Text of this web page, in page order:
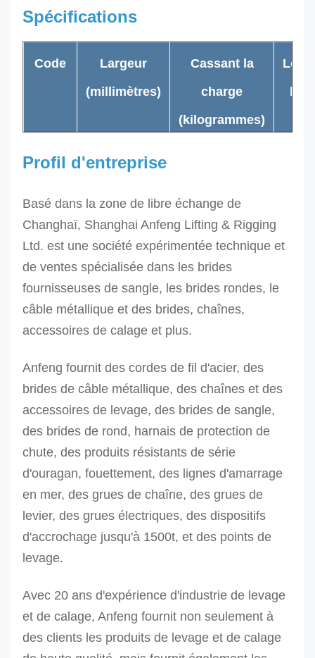
Spécifications
Code
Largeur
(millimètres)
Cassant la
charge
(kilogrammes)
3T
50 3000
4T
50 4000
RA50-
50 5000
Profil d'entreprise
Basé dans la zone de libre échange de
Changhaï, Shanghai Anfeng Lifting & Rigging
Ltd. est une société expérimentée technique et
de ventes spécialisée dans les brides
fournisseuses de sangle, les brides rondes, le
câble métallique et des brides, chaînes,
accessoires de calage et plus.
Anfeng fournit des cordes de fil d'acier, des
brides de câble métallique, des chaînes et des
accessoires de levage, des brides de sangle,
des brides de rond, harnais de protection de
chute, des produits résistants de série
d'ouragan, fouettement, des lignes d'amarrage
en mer, des grues de chaîne, des grues de
levier, des grues électriques, des dispositifs
d'accrochage jusqu'à 1500t, et des points de
levage.
Avec 20 ans d'expérience d'industrie de levage
et de calage, Anfeng fournit non seulement à
des clients les produits de levage et de calage